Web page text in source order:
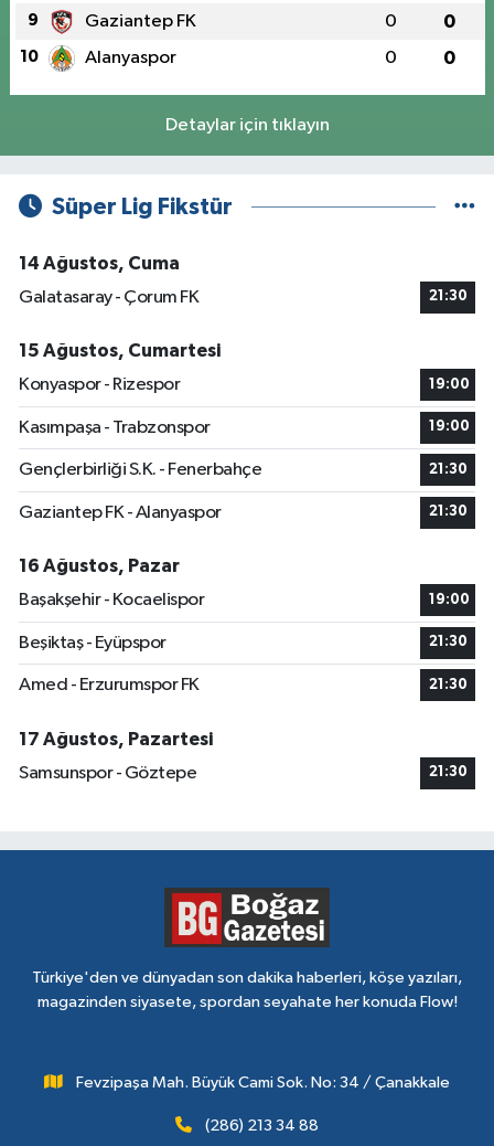
9 Gaziantep FK 0 0
10 Alanyaspor 0 0
Detaylar için tıklayın
Süper Lig Fikstür
14 Ağustos, Cuma
Galatasaray - Çorum FK
21:30
15 Ağustos, Cumartesi
Konyaspor - Rizespor
19:00
Kasımpaşa - Trabzonspor 19:00
Gençlerbirliği S.K. - Fenerbahçe 21:30
Gaziantep FK - Alanyaspor 21:30
16 Ağustos, Pazar
Başakşehir - Kocaelispor
19:00
Beşiktaş - Eyüpspor 21:30
Amed - Erzurumspor FK 21:30
17 Ağustos, Pazartesi
Samsunspor - Göztepe
21:30
Türkiye'den ve dünyadan son dakika haberleri, köşe yazıları,
magazinden siyasete, spordan seyahate her konuda Flow!
Fevzipaşa Mah. Büyük Cami Sok. No: 34 / Çanakkale
(286) 213 34 88